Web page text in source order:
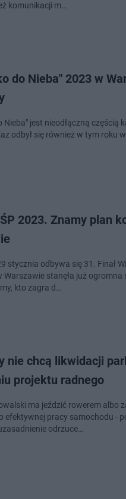
komunikacji m…
do Nieba" 2023 w
Nieba" jest nieodłączną częścią
odbył się również w tym roku
2023. Znamy plan
stycznia odbywa się 31. Finał
Warszawie stanęła już
kto zagra d…
nie chcą likwidacji
projektu radnego
ma jeździć rowerem albo
efektywnej pracy samochodu -
odrzuce…